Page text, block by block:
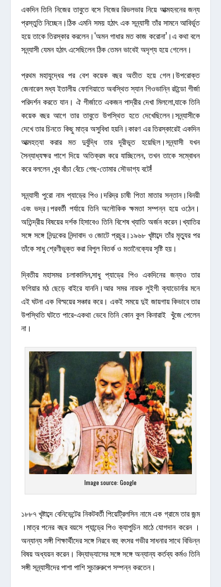
একদিন তিনি নিজের তাবুতে বসে নিজের রিভলভার নিয়ে আত্মহননের জন্য
প্রস্তুতি নিচ্ছেন।ঠিক এমনি সময় হঠাৎ এক সন্ন্যাসী তাঁর সামনে আবির্ভূত
হয়ে তাকে তিরস্কার করলেন।‘অমন গাধার মত কাজ করোনা’।এ কথা বলে
সন্ন্যাসী যেমন হঠাৎ এসেছিলেন ঠিক তেমন ভাবেই অদৃশ্য হয়ে গেলেন।
প্রথম মহাযুদ্ধের পর বেশ কয়েক বছর অতীত হয়ে গেল।উপরোক্ত
জেনারেল মধ্য ইতালীয় ফোগিয়াতে অবস্থিত স্যান গিওভান্নি রটন্ডো গীর্জা
পরিদর্শন করতে যান। ঐ গীর্জাতে একজন পাদ্রীর দেখা মিললো,যাকে তিনি
কয়েক বছর আগে তার তাবুতে উপস্থিত হতে দেখেছিলেন।সন্ন্যাসীকে
দেখে তার চিনতে কিছু মাত্র অসুবিধা হয়নি।কারণ এর তিরস্কারেই একদিন
আত্মহত্যা করার মত দুর্বুদ্ধি তার দূরীভূত হয়েছিল।সন্ন্যাসী যখন
সৈন্যাধ্যক্ষর পাশে দিয়ে অতিক্রম করে যাচ্ছিলেন, তখন তাকে সম্বোধন
করে বললেন ,খুব বাঁচা বেঁচে গেছ-তোমার সৌভাগ্য বটে!
সন্ন্যাসী পুরো নাম প্যাড্রে পিও।দরিদ্র চাষী পিতা মাতার সন্তান।বিনয়ী
এবং ভদ্র।পরবর্তী পর্যায়ে তিনি অলৌকিক ক্ষমতা সম্পন্ন হয়ে ওঠেন।
অতিন্দ্রীয় বিষয়ের দর্শক হিসাবেও তিনি বিশেষ খ্যাতি অর্জন করেন।খ্যাতির
সঙ্গে সঙ্গে নিন্দুকের নিন্দাবাদ ও জোটে প্রচুর।১৯৬৮ খৃষ্টাব্দে তাঁর মৃত্যুর পর
তাঁকে সাধু শ্রেণীভুক্ত করা বিপুল বিতর্ক ও মতানৈক্যের সৃষ্টি হয়।
দ্বিতীয় মহাসমর চলাকালিন,সাধু প্যাড্রে পিও একদিনের জন্যও তার
ফগিয়ার মঠ ছেড়ে বাইরে যাননি।আর সমর নায়ক লুইগী ক্যাডোর্নার মনে
এই ঘটনা এক বিস্ময়ের সঞ্চার করে। একই সময়ে দুই জায়গায় কিভাবে তার
উপস্থিতি ঘটতে পারে-একথা ভেবে তিনি কোন কুল কিনারাই খুঁজে পেলেন
না।
Image source: Google
১৮৮৭ খৃষ্টাব্দে বেনিভেন্টের নিকটবর্তী পিয়েট্রিলসিন নামে এক গ্রামে তার জন্ম
।মাত্র পনের বছর বয়সে প্যান্ড্রে পিও ক্যাপুচিন মাঠে যোগদান করেন ।
অন্যান্য সঙ্গী শিক্ষার্থীদের সঙ্গে নিরবে বহু বৎসর গভীর সাধনার সাথে বিভিন্ন
বিষয় অধ্যয়ন করেন। বিদ্যাভ্যাসের সঙ্গে সঙ্গে অন্যান্য কর্তব্য কর্মও তিনি
সঙ্গী সন্ন্যাসীদের পাশা পাশি সুচারুরুপে সম্পন্ন করতেন।